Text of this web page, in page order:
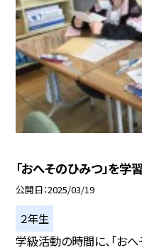
「おへそのひみつ」を学
公開日 2025/03/19
２年生
学級活動の時間に、「お